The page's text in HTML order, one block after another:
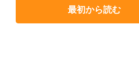
最初から読む